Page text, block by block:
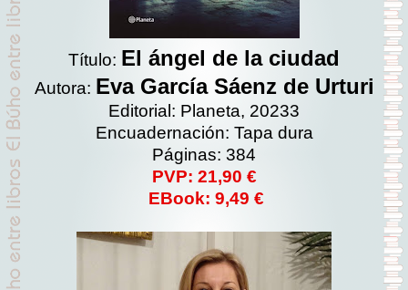
Título: El ángel de la ciudad
Autora: Eva García Sáenz de Urturi
Editorial: Planeta, 20233
Encuadernación: Tapa dura
Páginas: 384
PVP: 21,90 €
EBook: 9,49 €